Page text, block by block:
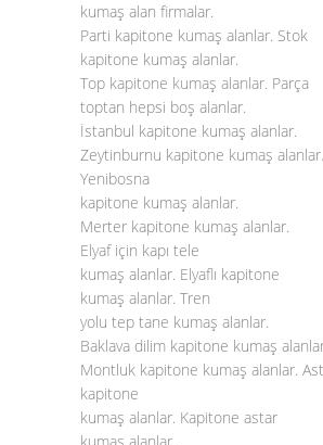
kumaş alan firmalar.
Parti kapitone kumaş alanlar. Stok
kapitone kumaş alanlar.
Top kapitone kumaş alanlar. Parça
toptan hepsi boş alanlar.
İstanbul kapitone kumaş alanlar.
Zeytinburnu kapitone kumaş alanlar.
Yenibosna
kapitone kumaş alanlar.
Merter kapitone kumaş alanlar.
Elyaf için kapı tele
kumaş alanlar. Elyaflı kapitone
kumaş alanlar. Tren
yolu tep tane kumaş alanlar.
Baklava dilim kapitone kumaş
Montluk kapitone kumaş alanlar.
kapitone
kumaş alanlar. Kapitone astar